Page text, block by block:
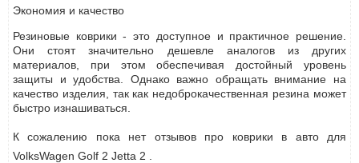
Экономия и качество
Резиновые коврики - это доступное и практичное решение.
Они стоят значительно дешевле аналогов из других
материалов, при этом обеспечивая достойный уровень
защиты и удобства. Однако важно обращать внимание на
качество изделия, так как недоброкачественная резина может
быстро изнашиваться.
К сожалению пока нет отзывов про коврики в авто для
VolksWagen Golf 2 Jetta 2 .